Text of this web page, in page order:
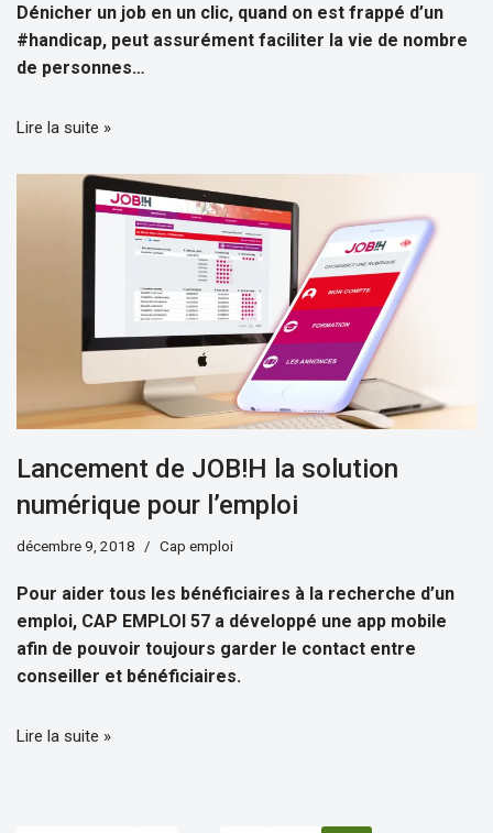
Dénicher un job en un clic, quand on est frappé d’un
#handicap, peut assurément faciliter la vie de nombre
de personnes…
Lire la suite »
Lancement de JOB!H la solution
numérique pour l’emploi
décembre 9, 2018 Cap emploi
Pour aider tous les bénéficiaires à la recherche d’un
emploi, CAP EMPLOI 57 a développé une app mobile
afin de pouvoir toujours garder le contact entre
conseiller et bénéficiaires.
Lire la suite »